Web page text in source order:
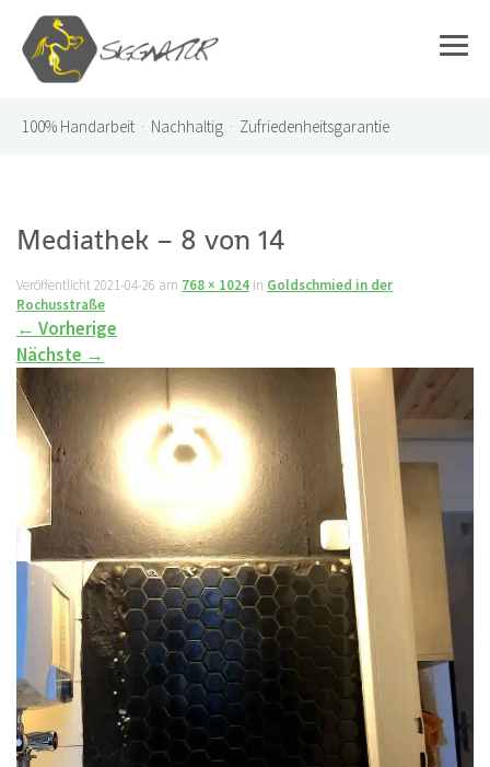
100% Handarbeit · Nachhaltig · Zufriedenheitsgarantie
Mediathek – 8 von 14
Veröffentlicht2021-04-26 am 768 × 1024 in Goldschmied in der
Rochusstraße
← Vorherige
Nächste →